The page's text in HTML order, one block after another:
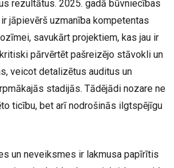
rezultātus. 2025. gadā būvniecības
jāpievērš uzmanība kompetentas
savukārt projektiem, kas jau ir
pārvērtēt pašreizējo stāvokli un
veicot detalizētus auditus un
stadijās. Tādējādi nozare ne
ticību, bet arī nodrošinās ilgtspējīgu
un neveiksmes ir lakmusa papīrītis